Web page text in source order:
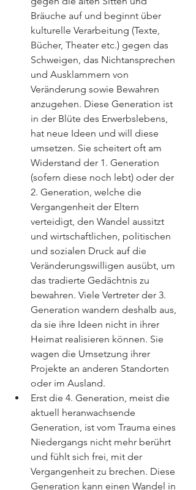
Bräuche auf und beginnt über
kulturelle Verarbeitung (Texte,
Bücher, Theater etc.) gegen das
Schweigen, das Nichtansprechen
und Ausklammern von
Veränderung sowie Bewahren
anzugehen. Diese Generation ist
in der Blüte des Erwerbslebens,
hat neue Ideen und will diese
umsetzen. Sie scheitert oft am
Widerstand der 1. Generation
(sofern diese noch lebt) oder der
2. Generation, welche die
Vergangenheit der Eltern
verteidigt, den Wandel aussitzt
und wirtschaftlichen, politischen
und sozialen Druck auf die
Veränderungswilligen ausübt, um
das tradierte Gedächtnis zu
bewahren. Viele Vertreter der 3.
Generation wandern deshalb aus,
da sie ihre Ideen nicht in ihrer
Heimat realisieren können. Sie
wagen die Umsetzung ihrer
Projekte an anderen Standorten
oder im Ausland.
Erst die 4. Generation, meist die
aktuell heranwachsende
Generation, ist vom Trauma eines
Niedergangs nicht mehr berührt
und fühlt sich frei, mit der
Vergangenheit zu brechen. Diese
Generation kann einen Wandel in